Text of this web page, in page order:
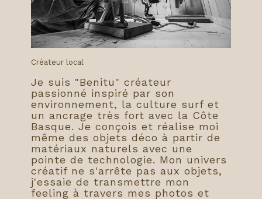
Créateur local
Je suis "Benitu" créateur
passionné inspiré par son
environnement, la culture surf et
un ancrage très fort avec la Côte
Basque. Je conçois et réalise moi
même des objets déco à partir de
matériaux naturels avec une
pointe de technologie. Mon univers
créatif ne s'arrête pas aux objets,
j'essaie de transmettre mon
feeling à travers mes photos et